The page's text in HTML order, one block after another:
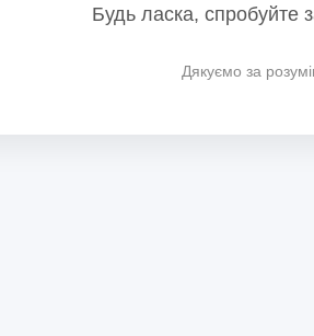
Будь ласка, спробуйте
Дякуємо за